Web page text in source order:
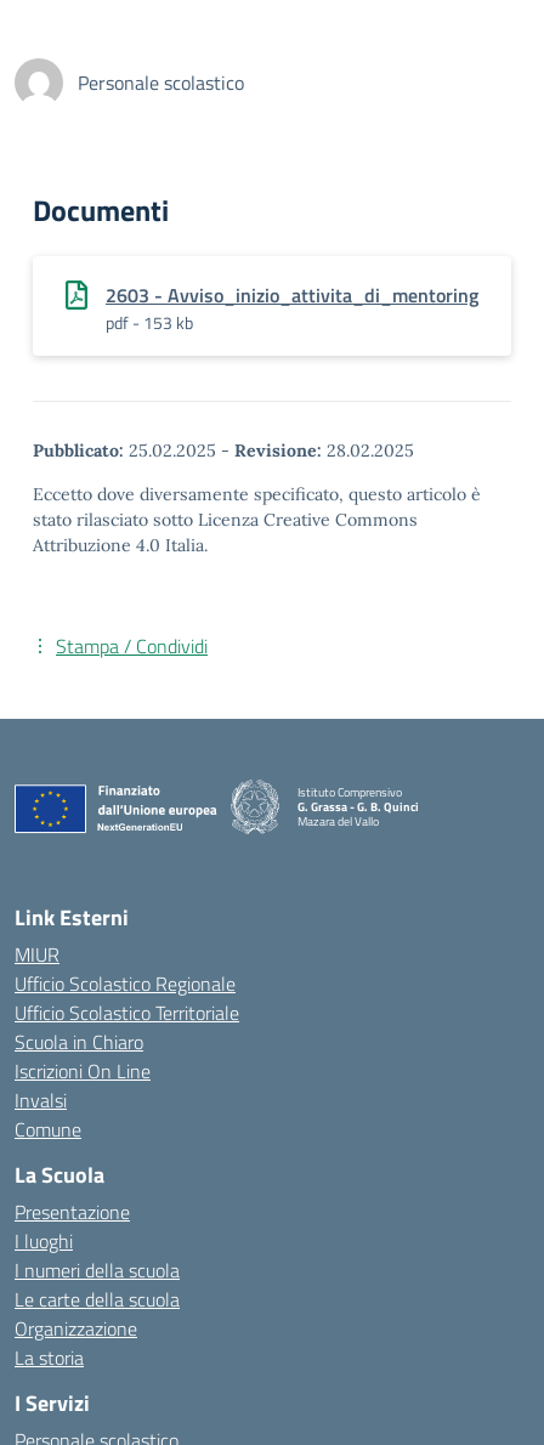
Personale scolastico
Documenti
2603 - Avviso_inizio_attivita_di_mentoring
pdf - 153 kb
Pubblicato: 25.02.2025 - Revisione: 28.02.2025
Eccetto dove diversamente specificato, questo articolo è
stato rilasciato sotto Licenza Creative Commons
Attribuzione 4.0 Italia.
Stampa / Condividi
Istituto Comprensivo
G. Grassa - G. B. Quinci
Mazara del Vallo
Link Esterni
MIUR
Ufficio Scolastico Regionale
Ufficio Scolastico Territoriale
Scuola in Chiaro
Iscrizioni On Line
Invalsi
Comune
La Scuola
Presentazione
I luoghi
I numeri della scuola
Le carte della scuola
Organizzazione
La storia
I Servizi